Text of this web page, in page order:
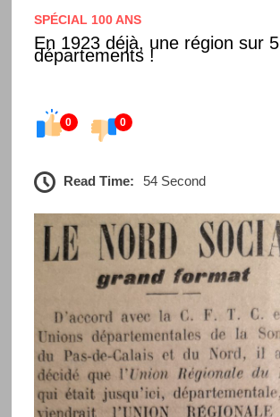
SPÉCIAL 100 ANS
En 1923 déjà, une région sur 5
départements !
0 0
Read Time: 54 Second